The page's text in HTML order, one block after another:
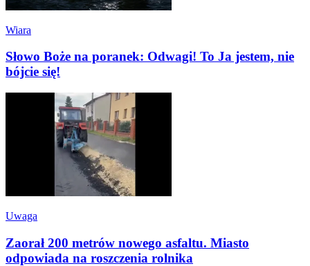
Wiara
Słowo Boże na poranek: Odwagi! To Ja jestem, nie
bójcie się!
Uwaga
Zaorał 200 metrów nowego asfaltu. Miasto
odpowiada na roszczenia rolnika